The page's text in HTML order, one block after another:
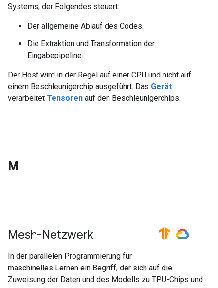
Systems, der Folgendes steuert:
Der allgemeine Ablauf des Codes.
Die Extraktion und Transformation der
Eingabepipeline.
Der Host wird in der Regel auf einer CPU und nicht auf
einem Beschleunigerchip ausgeführt. Das Gerät
verarbeitet Tensoren auf den Beschleunigerchips.
M
Mesh-Netzwerk #TensorFlow #GoogleCloud
In der parallelen Programmierung für
maschinelles Lernen ein Begriff, der sich auf die
Zuweisung der Daten und des Modells zu TPU-Chips und